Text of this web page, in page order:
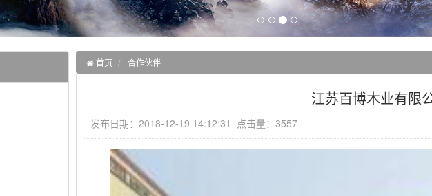
首页 合作伙伴
江苏百博木业有限
发布日期：2018-12-19 14:12:31 点击量：3557